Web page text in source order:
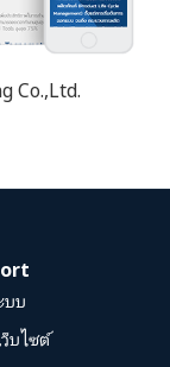
Co.,Ltd.
บบ
ว็บไซต์